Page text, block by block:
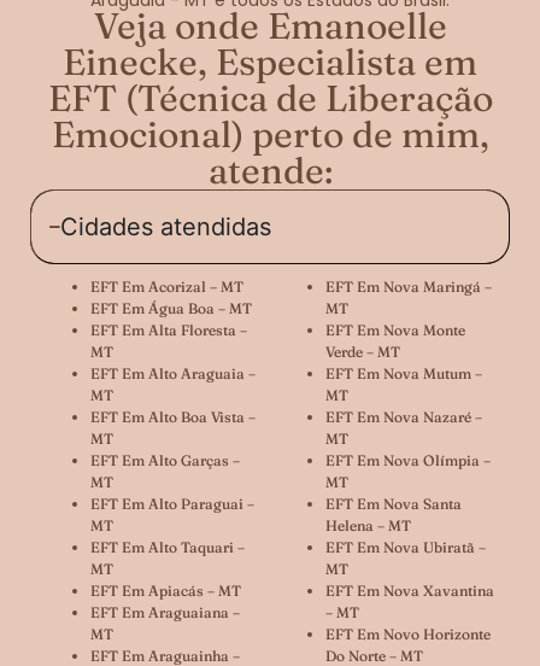
Veja onde Emanoelle
Einecke, Especialista em
EFT (Técnica de Liberação
Emocional) perto de mim,
atende:
Cidades atendidas
EFT Em Acorizal – MT
EFT Em Água Boa – MT
EFT Em Alta Floresta –
MT
EFT Em Alto Araguaia –
MT
EFT Em Alto Boa Vista –
MT
EFT Em Alto Garças –
MT
EFT Em Alto Paraguai –
MT
EFT Em Alto Taquari –
MT
EFT Em Apiacás – MT
EFT Em Araguaiana –
MT
EFT Em Araguainha –
EFT Em Nova Maringá –
MT
EFT Em Nova Monte
Verde – MT
EFT Em Nova Mutum –
MT
EFT Em Nova Nazaré –
MT
EFT Em Nova Olímpia –
MT
EFT Em Nova Santa
Helena – MT
EFT Em Nova Ubiratã –
MT
EFT Em Nova Xavantina
– MT
EFT Em Novo Horizonte
Do Norte – MT